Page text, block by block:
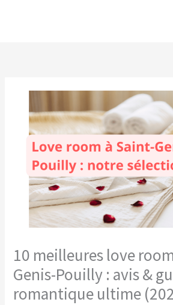
10 meilleures love
Genis-Pouilly : avis &
romantique ultime